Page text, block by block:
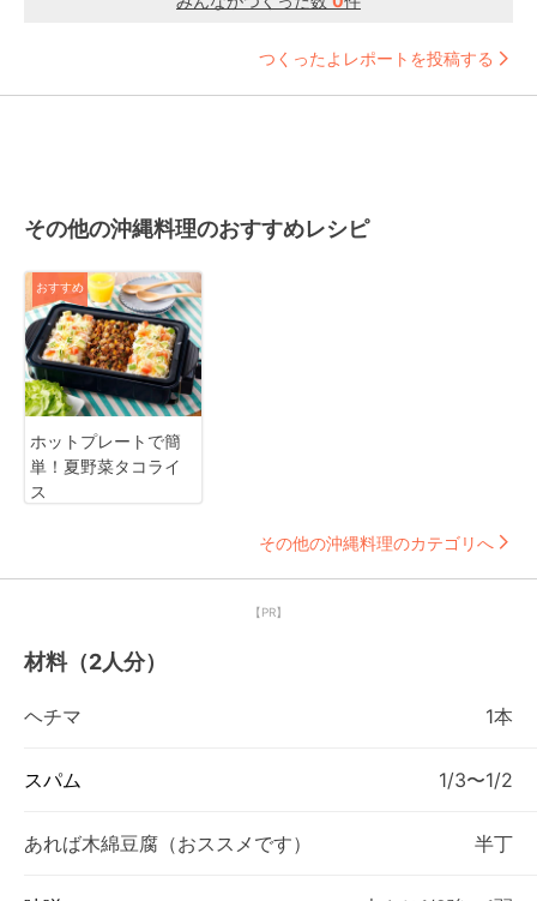
つくったよレポートを投稿する
その他の沖縄料理のおすすめレシピ
おすすめ
ホットプレートで簡
単！夏野菜タコライ
ス
その他の沖縄料理のカテゴリへ
【PR】
材料（2人分）
ヘチマ 1本
スパム 1/3〜1/2
あれば木綿豆腐（おススメです） 半丁